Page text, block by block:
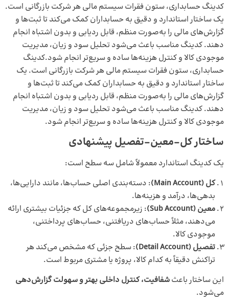
کدینگ حسابداری، ستون فقرات سیستم مالی هر شرکت بازرگانی است.
یک ساختار استاندارد و دقیق به حسابداران کمک می‌کند تا ثبت‌ها و
گزارش‌های مالی را به‌صورت منظم، قابل ردیابی و بدون اشتباه انجام
دهند. کدینگ مناسب باعث می‌شود تحلیل سود و زیان، مدیریت
موجودی کالا و کنترل هزینه‌ها ساده و سریع‌تر انجام شود.کدینگ
حسابداری، ستون فقرات سیستم مالی هر شرکت بازرگانی است. یک
ساختار استاندارد و دقیق به حسابداران کمک می‌کند تا ثبت‌ها و
گزارش‌های مالی را به‌صورت منظم، قابل ردیابی و بدون اشتباه انجام
دهند. کدینگ مناسب باعث می‌شود تحلیل سود و زیان، مدیریت
موجودی کالا و کنترل هزینه‌ها ساده و سریع‌تر انجام شود.
ساختار کل–معین–تفصیل پیشنهادی
یک کدینگ استاندارد معمولاً شامل سه سطح است:
کل (Main Account)
: دسته‌بندی اصلی حساب‌ها، مانند دارایی‌ها،
بدهی‌ها، درآمد و هزینه‌ها.
معین (Sub Account)
: زیرمجموعه‌های کل که جزئیات بیشتری ارائه
می‌دهند، مثلاً حساب‌های دریافتنی، حساب‌های پرداختنی،
موجودی کالا.
تفصیل (Detail Account)
: سطح جزئی که مشخص می‌کند هر
تراکنش دقیقاً به کدام کالا، پروژه یا مشتری مربوط است.
این ساختار باعثشفافیت، کنترل داخلی بهتر و سهولت گزارش‌دهی
می‌شود.